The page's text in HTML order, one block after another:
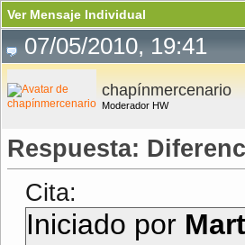
Ver Mensaje Individual
07/05/2010, 19:41
chapínmercenario
Moderador HW
Respuesta:
Cita:
Iniciado por